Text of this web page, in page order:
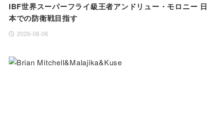
IBF世界スーパーフライ級王者アンドリュー・モロニー 日
本での防衛戦目指す
2026-08-06